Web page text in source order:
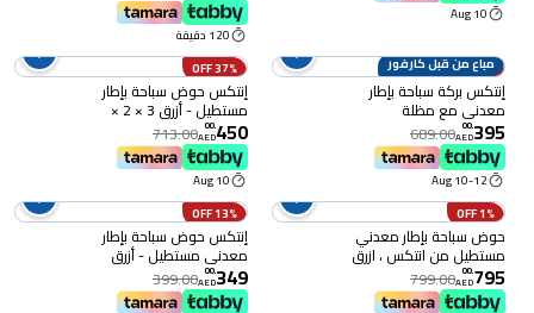
10 Aug
120 دقيقة
43% OFF
مباع من قبل كارفور
إنتكس بركة سباحة بإطار
معدني مع مظلة
395
.
00
AED
689.00
10-12 Aug
37% OFF
إنتكس حوض سباحة بإطار
مستطيل - أزرق 3 × 2 ×
0.75 متر
450
.
00
AED
713.00
10 Aug
1% OFF
حوض سباحة بإطار معدني
مستطيل من انتكس ، ازرق
Ã - 33 بوصة - 28273
795
.
00
AED
799.00
13% OFF
إنتكس حوض سباحة بإطار
معدني مستطيل - أزرق
2.2 × 1.5 × 0.6 متر
28270NP
349
.
00
AED
399.00